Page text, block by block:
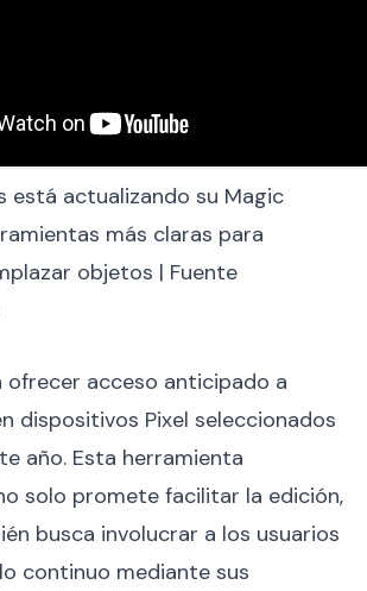
está actualizando su Magic
más claras para
objetos | Fuente
ofrecer acceso anticipado a
dispositivos Pixel seleccionados
año. Esta herramienta
solo promete facilitar la edición,
busca involucrar a los usuarios
continuo mediante sus